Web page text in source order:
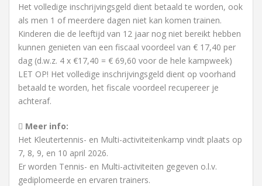
Het volledige inschrijvingsgeld dient betaald te worden, ook
als men 1 of meerdere dagen niet kan komen trainen.
Kinderen die de leeftijd van 12 jaar nog niet bereikt hebben
kunnen genieten van een fiscaal voordeel van € 17,40 per
dag (d.w.z. 4 x €17,40 = € 69,60 voor de hele kampweek)
LET OP! Het volledige inschrijvingsgeld dient op voorhand
betaald te worden, het fiscale voordeel recupereer je
achteraf.
Meer info:
Het Kleutertennis- en Multi-activiteitenkamp vindt plaats op
7, 8, 9, en 10 april 2026.
Er worden Tennis- en Multi-activiteiten gegeven o.l.v.
gediplomeerde en ervaren trainers.